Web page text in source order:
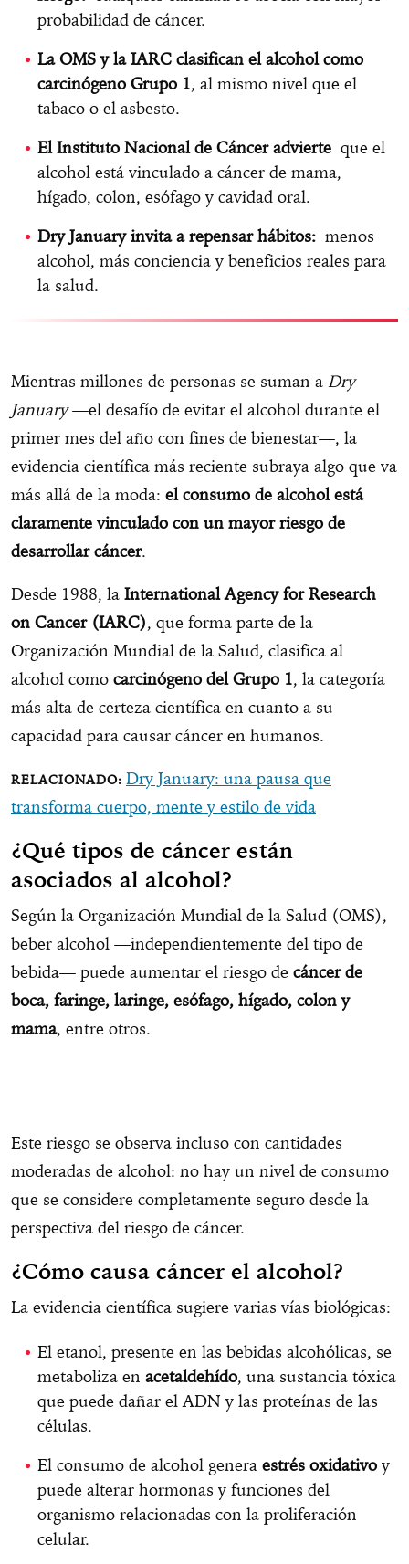
probabilidad de cáncer.
La OMS y la IARC clasifican el alcohol como
carcinógeno Grupo 1, al mismo nivel que el
tabaco o el asbesto.
El Instituto Nacional de Cáncer advierte que el
alcohol está vinculado a cáncer de mama,
hígado, colon, esófago y cavidad oral.
Dry January invita a repensar hábitos: menos
alcohol, más conciencia y beneficios reales para
la salud.
Mientras millones de personas se suman a Dry
January—el desafío de evitar el alcohol durante el
primer mes del año con fines de bienestar—, la
evidencia científica más reciente subraya algo que va
más allá de la moda: el consumo de alcohol está
claramente vinculado con un mayor riesgo de
desarrollar cáncer.
Desde 1988, la International Agency for Research
on Cancer (IARC), que forma parte de la
Organización Mundial de la Salud, clasifica al
alcohol como carcinógeno del Grupo 1, la categoría
más alta de certeza científica en cuanto a su
capacidad para causar cáncer en humanos.
Dry January: una pausa que
transforma cuerpo, mente y estilo de vida
¿Qué tipos de cáncer están
asociados al alcohol?
Según la Organización Mundial de la Salud (OMS),
beber alcohol —independientemente del tipo de
bebida— puede aumentar el riesgo de cáncer de
boca, faringe, laringe, esófago, hígado, colon y
mama, entre otros.
Este riesgo se observa incluso con cantidades
moderadas de alcohol: no hay un nivel de consumo
que se considere completamente seguro desde la
perspectiva del riesgo de cáncer.
¿Cómo causa cáncer el alcohol?
La evidencia científica sugiere varias vías biológicas:
El etanol, presente en las bebidas alcohólicas, se
metaboliza en acetaldehído, una sustancia tóxica
que puede dañar el ADN y las proteínas de las
células.
El consumo de alcohol genera estrés oxidativo y
puede alterar hormonas y funciones del
organismo relacionadas con la proliferación
celular.